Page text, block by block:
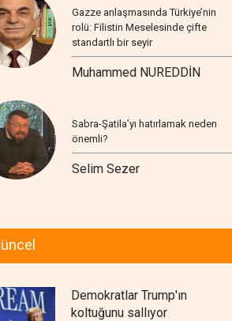
Gazze anlaşmasında Türkiye’nin
rolü: Filistin Meselesinde çifte
standartlı bir seyir
Muhammed NUREDDİN
Sabra-Şatila’yı hatırlamak neden
önemli?
Selim Sezer
Demokratlar Trump'ın
koltuğunu sallıyor